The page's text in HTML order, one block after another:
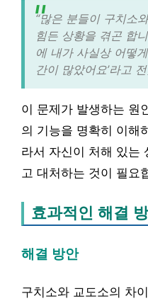
“많은 분들이 구치소
힘든 상황을 겪곤 합
에 내가 사실상 어떻
간이 많았어요’라고
이 문제가 발생하는 원
의 기능을 명확히 이해
라서 자신이 처해 있는
고 대처하는 것이 필요
효과적인 해결
해결 방안
구치소와 교도소의 차